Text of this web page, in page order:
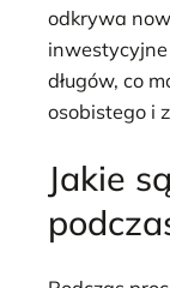
odkrywa
długów, co
osobistego i
Jakie